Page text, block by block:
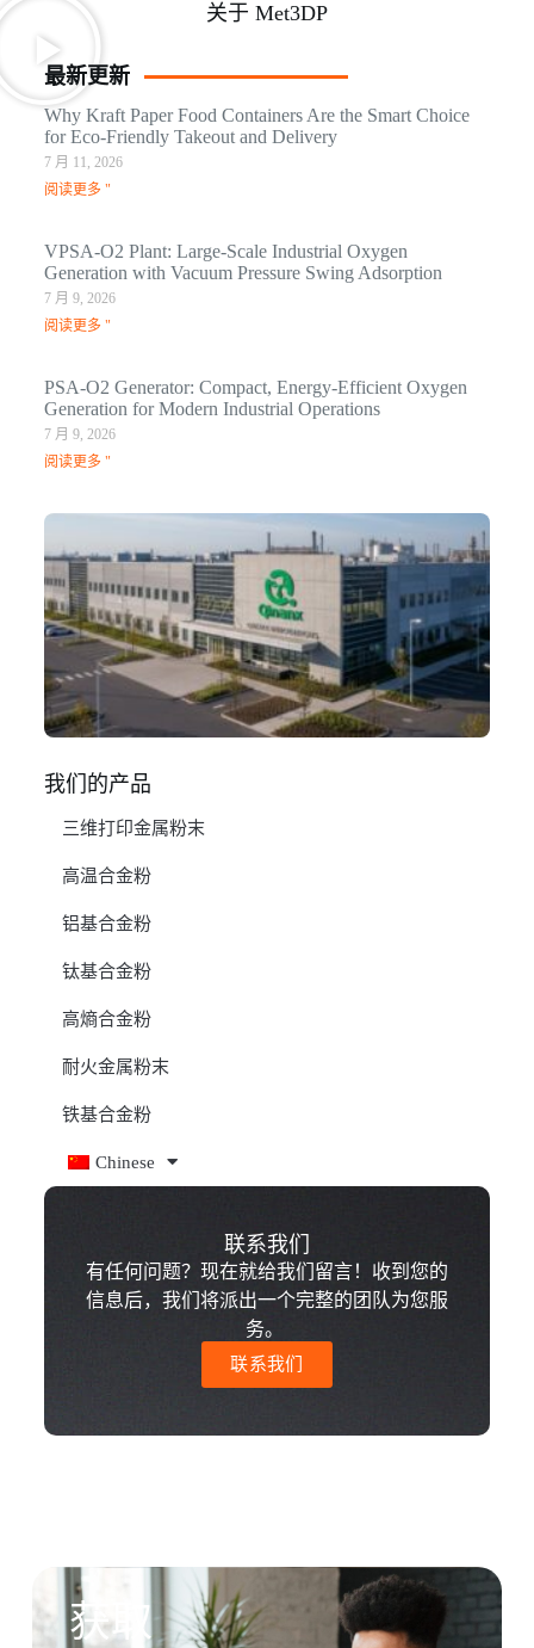
关于 Met3DP
最新更新
Why Kraft Paper Food Containers Are the Smart Choice
for Eco-Friendly Takeout and Delivery
7 月 11, 2026
阅读更多 "
VPSA-O2 Plant: Large-Scale Industrial Oxygen
Generation with Vacuum Pressure Swing Adsorption
7 月 9, 2026
阅读更多 "
PSA-O2 Generator: Compact, Energy-Efficient Oxygen
Generation for Modern Industrial Operations
7 月 9, 2026
阅读更多 "
我们的产品
三维打印金属粉末
高温合金粉
铝基合金粉
钛基合金粉
高熵合金粉
耐火金属粉末
铁基合金粉
Chinese
联系我们
有任何问题？现在就给我们留言！收到您的
信息后，我们将派出一个完整的团队为您服
务。
联系我们
获取